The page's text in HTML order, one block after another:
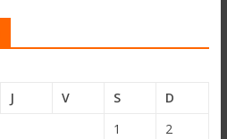
J V S
D
1
2